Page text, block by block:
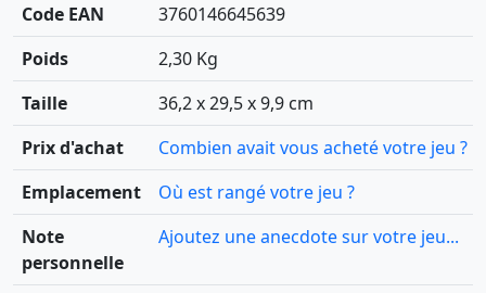
Code EAN
3760146645639
Poids
2,30 Kg
Taille
36,2 x 29,5 x 9,9 cm
Prix d'achat
Combien avait vous acheté votre jeu ?
Emplacement
Où est rangé votre jeu ?
Note
personnelle
Ajoutez une anecdote sur votre jeu...